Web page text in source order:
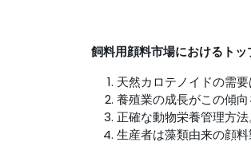
飼料用顔料市場におけるト
天然カロテノイドの需
養殖業の成長がこの傾
正確な動物栄養管理方法
生産者は藻類由来の顔